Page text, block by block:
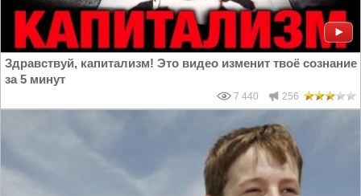
Здравствуй, капитализм! Это видео изменит твоё сознание
за 5 минут
7 440 256